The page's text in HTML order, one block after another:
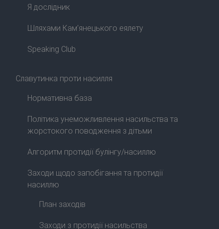
Я дослідник
Шляхами Кам’янецького еялету
Speaking Club
Славутинка проти насилля
Нормативна база
Політика унеможливлення насильства та
жорстокого поводження з дітьми
Алгоритм протидії булінгу/насиллю
Заходи щодо запобігання та протидії
насиллю
План заходів
Заходи з протидії насильства